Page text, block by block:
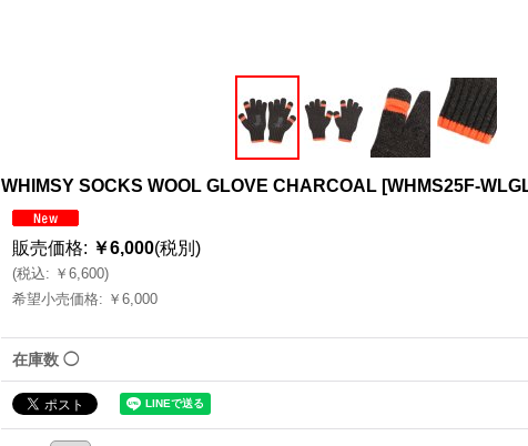
WHIMSY SOCKS WOOL GLOVE CHARCOAL [WHMS25F-
販売価格: ￥6,000(税別)
(税込: ￥6,600)
希望小売価格: ￥6,000
在庫数 ◯